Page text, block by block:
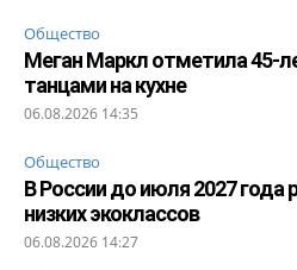
Общество
Меган Маркл отметила 45-
танцами на кухне
06.08.2026 14:35
Общество
В России до июля 2027 года
низких экоклассов
06.08.2026 14:27